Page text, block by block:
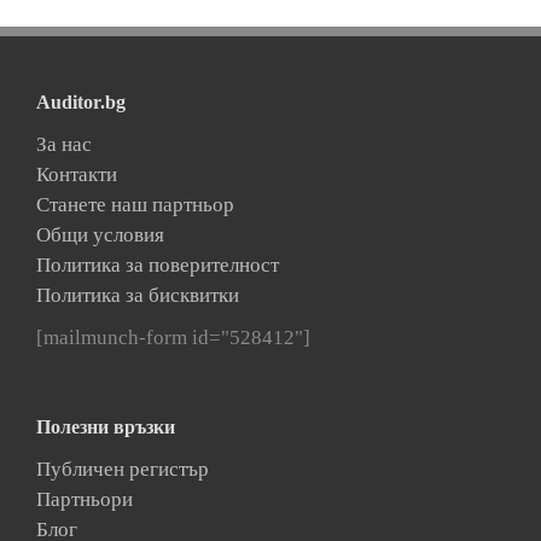
Auditor.bg
За нас
Контакти
Станете наш партньор
Общи условия
Политика за поверителност
Политика за бисквитки
[mailmunch-form id="528412"]
Полезни връзки
Публичен регистър
Партньори
Блог